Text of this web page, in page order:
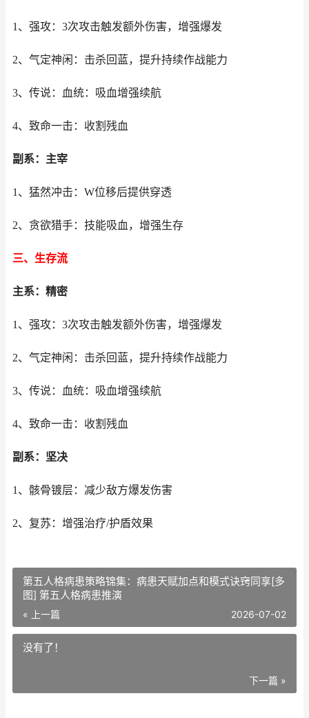
1、强攻：3次攻击触发额外伤害，增强爆发
2、气定神闲：击杀回蓝，提升持续作战能力
3、传说：血统：吸血增强续航
4、致命一击：收割残血
副系：主宰
1、猛然冲击：W位移后提供穿透
2、贪欲猎手：技能吸血，增强生存
三、生存流
主系：精密
1、强攻：3次攻击触发额外伤害，增强爆发
2、气定神闲：击杀回蓝，提升持续作战能力
3、传说：血统：吸血增强续航
4、致命一击：收割残血
副系：坚决
1、骸骨镀层：减少敌方爆发伤害
2、复苏：增强治疗/护盾效果
第五人格病患策略锦集：病患天赋加点和模式诀窍同享[多
图] 第五人格病患推演
« 上一篇 2026-07-02
没有了！
下一篇 »